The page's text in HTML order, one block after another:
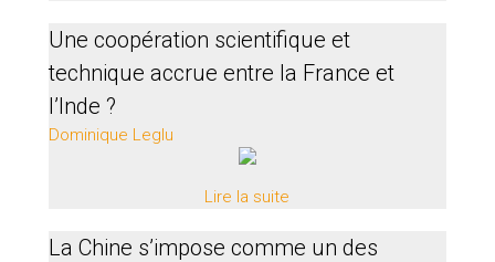
Une coopération scientifique et
technique accrue entre la France et
l’Inde ?
Dominique Leglu
Lire la suite
La Chine s’impose comme un des